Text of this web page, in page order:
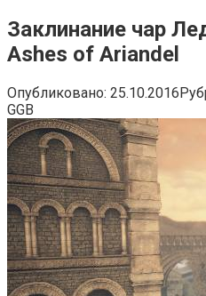
Заклинание чар
Ashes of Ariandel
Опубликовано: 25.10.2016
GGB